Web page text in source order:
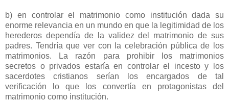
b) en controlar el matrimonio como institución dada su
enorme relevancia en un mundo en que la legitimidad de los
herederos dependía de la validez del matrimonio de sus
padres. Tendría que ver con la celebración pública de los
matrimonios. La razón para prohibir los matrimonios
secretos o privados estaría en controlar el incesto y los
sacerdotes cristianos serían los encargados de tal
verificación lo que los convertía en protagonistas del
matrimonio como institución.